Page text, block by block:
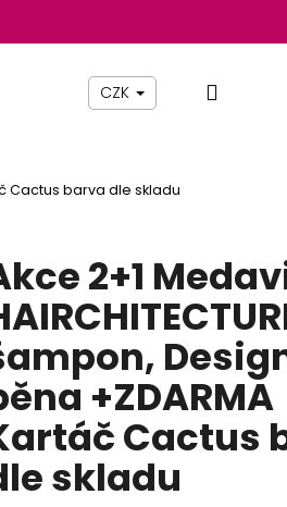
Beauty By Simona
CZK Hledat
Cactus barva dle skladu
2+1
+ZDARMA
Cactus
skladu
PAPAYA ORGANICKÉ